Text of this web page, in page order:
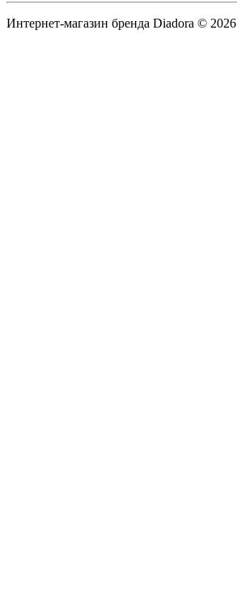
Интернет-магазин бренда Diadora © 2026